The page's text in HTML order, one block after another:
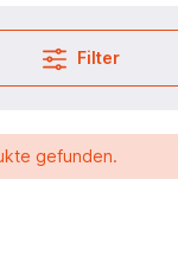
Filter
gefunden.